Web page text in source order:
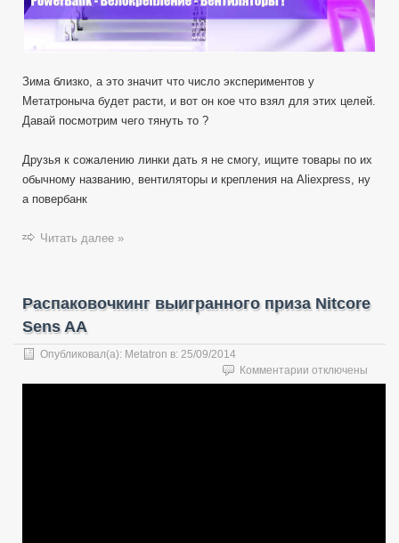
Зима близко, а это значит что число экспериментов у
Метатроныча будет расти, и вот он кое что взял для этих целей.
Давай посмотрим чего тянуть то ?
Друзья к сожалению линки дать я не смогу, ищите товары по их
обычному названию, вентиляторы и крепления на Aliexpress, ну
а повербанк
Читать далее »
Распаковочкинг выигранного приза Nitcore
Sens AA
Опубликовал(а): Metatron в: 25/09/2014
Комментарии к
записи
отключены